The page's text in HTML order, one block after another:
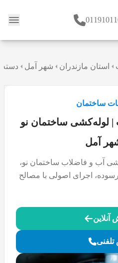
وبلاگ
استان مازندران شهر آمل
ساختمان
لوله‌کشی ساختمان نو
آمل
آب و فاضلاب ساختمان نو،
اجرای اصولی با مصالح